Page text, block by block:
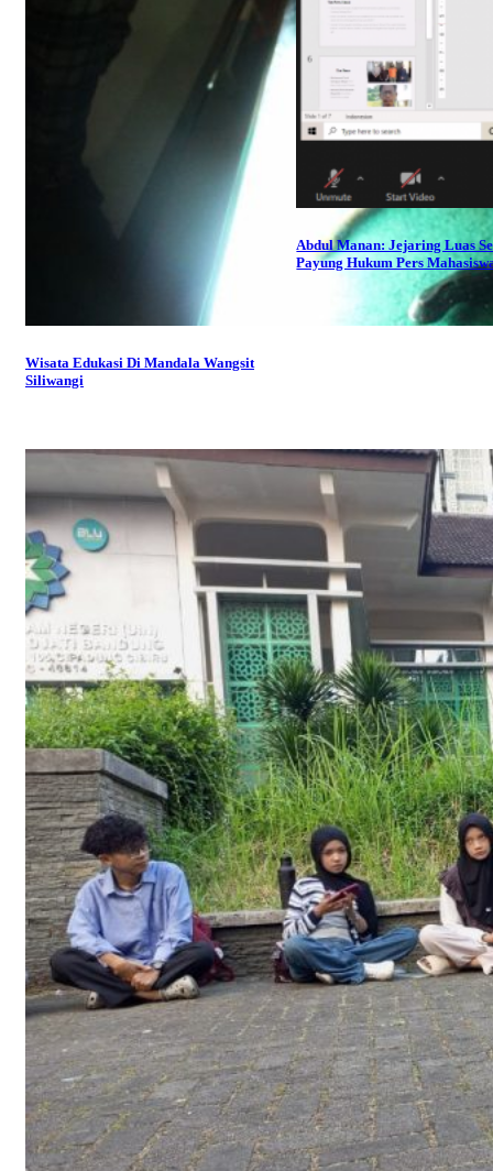
Wisata Edukasi Di Mandala Wangsit
Siliwangi
Abdul Manan: Jejaring Luas
Payung Hukum Pers